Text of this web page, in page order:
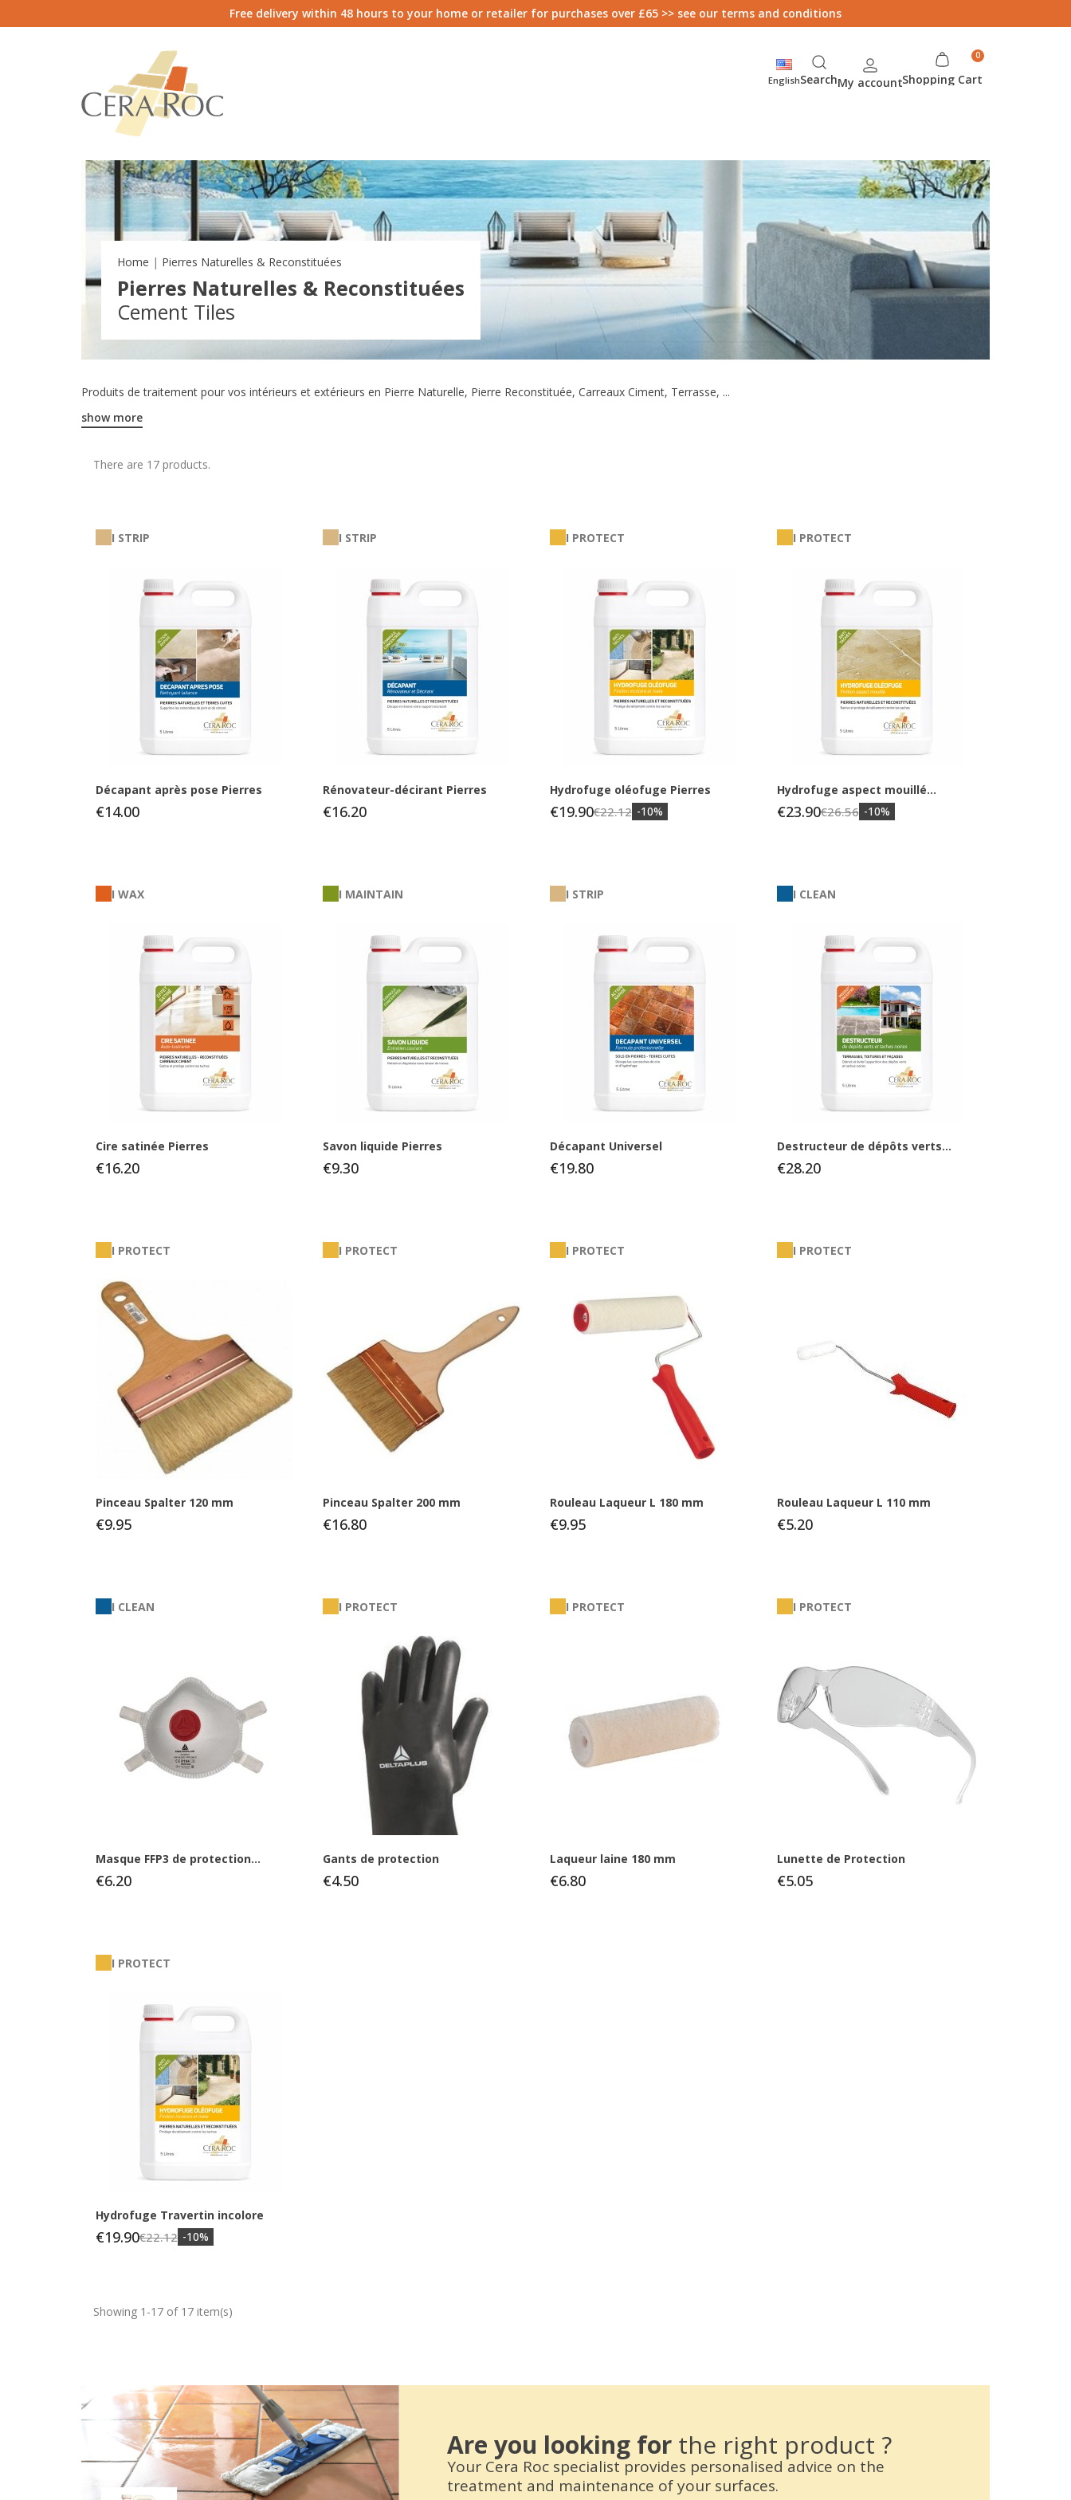
Free delivery within 48 hours to your home or retailer for purchases over £65 >> see our terms and conditions
EnglishSearchMy accountShopping Cart
Home Pierres Naturelles & Reconstituées
Pierres Naturelles & Reconstituées
Cement Tiles
Produits de traitement pour vos intérieurs et extérieurs en Pierre Naturelle, Pierre Reconstituée, Carreaux Ciment, Terrasse, ...
show more
There are 17 products.
I STRIP
Décapant après pose Pierres
€14.00
I STRIP
Rénovateur-décirant Pierres
€16.20
I PROTECT
Hydrofuge oléofuge Pierres
€22.12 -10%
€19.90
I PROTECT
Hydrofuge aspect mouillé...
€26.56 -10%
€23.90
I WAX
Cire satinée Pierres
€16.20
I MAINTAIN
Savon liquide Pierres
€9.30
I STRIP
Décapant Universel
€19.80
I CLEAN
Destructeur de dépôts verts...
€28.20
I PROTECT
Pinceau Spalter 120 mm
€9.95
I PROTECT
Pinceau Spalter 200 mm
€16.80
I PROTECT
Rouleau Laqueur L 180 mm
€9.95
I PROTECT
Rouleau Laqueur L 110 mm
€5.20
I CLEAN
Masque FFP3 de protection...
€6.20
I PROTECT
Gants de protection
€4.50
I PROTECT
Laqueur laine 180 mm
€6.80
I PROTECT
Lunette de Protection
€5.05
I PROTECT
Hydrofuge Travertin incolore
€22.12 -10%
€19.90
Showing 1-17 of 17 item(s)
Are you looking for the right product ?
Your Cera Roc specialist provides personalised advice on the
treatment and maintenance of your surfaces.